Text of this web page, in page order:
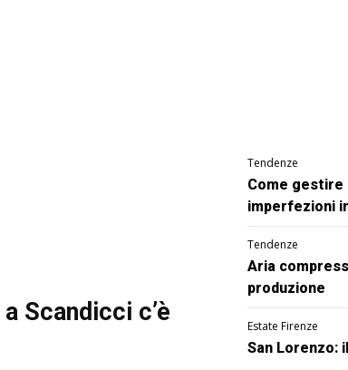
Scandicci c’è
Tendenze
Come gestire
imperfezioni
Tendenze
Aria
produzione
Estate Firenze
San Lorenzo: